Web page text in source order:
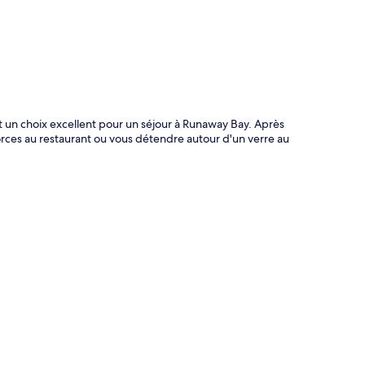
choix excellent pour un séjour à Runaway Bay. Après
au restaurant ou vous détendre autour d'un verre au